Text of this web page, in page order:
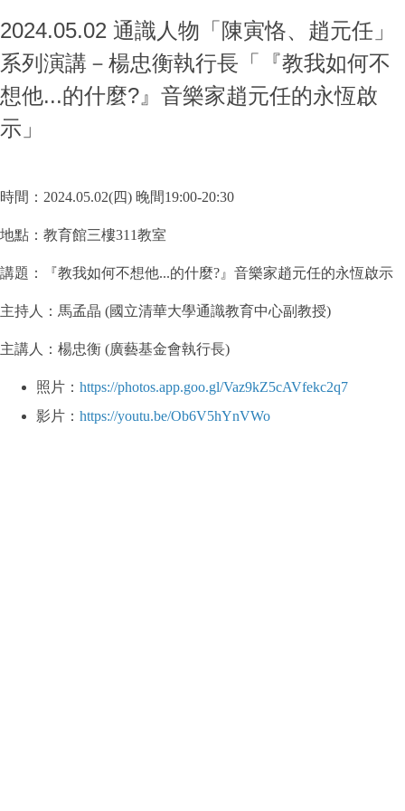
2024.05.02 通識人物「陳寅恪、趙元任」
系列演講－楊忠衡執行長「『教我如何不
想他...的什麼?』音樂家趙元任的永恆啟
示」
時間：2024.05.02(四) 晚間19:00-20:30
地點：教育館三樓311教室
講題：『教我如何不想他...的什麼?』音樂家趙元任的永恆啟示
主持人：馬孟晶 (國立清華大學通識教育中心副教授)
主講人：楊忠衡 (廣藝基金會執行長)
照片： https://photos.app.goo.gl/Vaz9kZ5cAVfekc2q7
影片： https://youtu.be/Ob6V5hYnVWo